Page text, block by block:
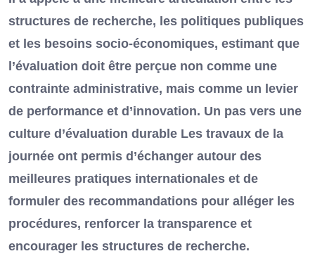
structures de recherche, les politiques publiques
et les besoins socio-économiques, estimant que
l’évaluation doit être perçue non comme une
contrainte administrative, mais comme un levier
de performance et d’innovation. Un pas vers une
culture d’évaluation durable Les travaux de la
journée ont permis d’échanger autour des
meilleures pratiques internationales et de
formuler des recommandations pour alléger les
procédures, renforcer la transparence et
encourager les structures de recherche.